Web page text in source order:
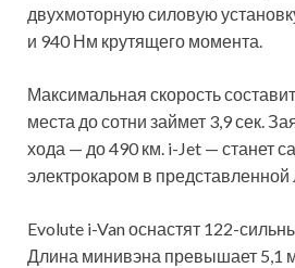
двухмоторную силовую
и 940 Нм крутящего момента.
Максимальная скорость
места до сотни займет 3,9 сек.
хода — до 490 км. i-Jet — станет
электрокаром в представленной
Evolute i-Van оснастят 122-
Длина минивэна превышает 5,1